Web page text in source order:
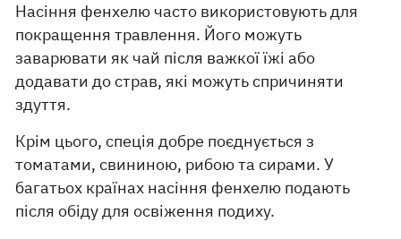
Насіння фенхелю часто використовують для
покращення травлення. Його можуть
заварювати як чай після важкої їжі або
додавати до страв, які можуть спричиняти
здуття.
Крім цього, спеція добре поєднується з
томатами, свининою, рибою та сирами. У
багатьох країнах насіння фенхелю подають
після обіду для освіження подиху.